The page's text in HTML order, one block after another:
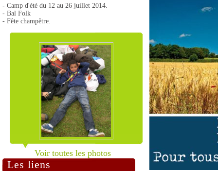
- Camp d'été du 12 au 26 juillet 2014.
- Bal Folk
- Fête champêtre.
Voir toutes les photos
Les liens